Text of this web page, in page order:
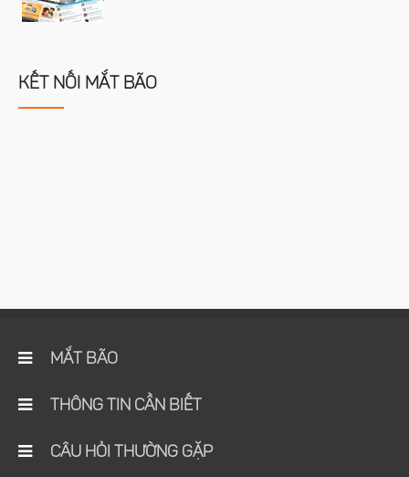
KẾT NỐI MẮT BÃO
MẮT BÃO
THÔNG TIN CẦN BIẾT
CÂU HỎI THƯỜNG GẶP